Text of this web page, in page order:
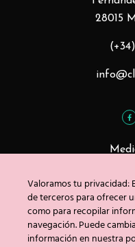
28015
Valoramos tu privacidad:
de terceros para ofrecer
como para recopilar
navegación. Puede
información en nuestra